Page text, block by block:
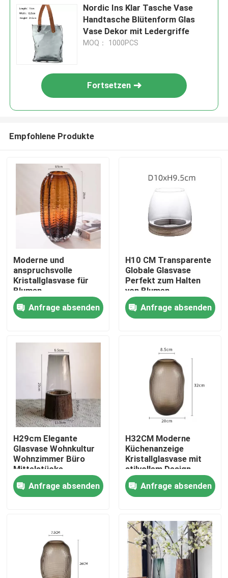
Zu Hause
Produkte
Werksbesichtigung
Qualitätskontrolle
Kontakt mit uns
Bitte um ein Angebot
Glas-Votivkerzenhalter
Glasdiffusor-Flaschen
Nordic Ins Klar Tasche Vase
Handtasche Blütenform Glas
Vase Dekor mit Ledergriffe
MOQ： 1000PCS
Fortsetzen
Empfohlene Produkte
Moderne und
anspruchsvolle
Kristallglasvase für
Blumen
Anfrage absenden
H10 CM Transparente
Globale Glasvase
Perfekt zum Halten
von Blumen
Fischschüssel
Anfrage absenden
H29cm Elegante
Glasvase Wohnkultur
Wohnzimmer Büro
Mittelstücke
Holzbasis
Anfrage absenden
H32CM Moderne
Küchenanzeige
Kristallglasvase mit
stilvollem Design
Anfrage absenden